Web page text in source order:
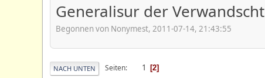
Generalisur der Verwandscht
Begonnen von Nonymest, 2011-07-14, 21:43:55
NACH UNTEN Seiten 1 2